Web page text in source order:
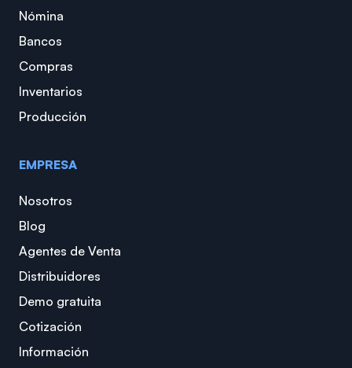
Nómina
Bancos
Compras
Inventarios
Producción
EMPRESA
Nosotros
Blog
Agentes de Venta
Distribuidores
Demo gratuita
Cotización
Información